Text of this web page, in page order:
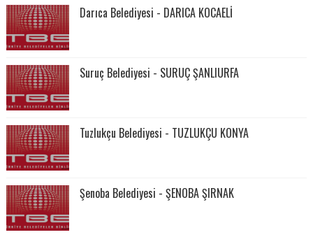
Darıca Belediyesi - DARICA KOCAELİ
Suruç Belediyesi - SURUÇ ŞANLIURFA
Tuzlukçu Belediyesi - TUZLUKÇU KONYA
Şenoba Belediyesi - ŞENOBA ŞIRNAK